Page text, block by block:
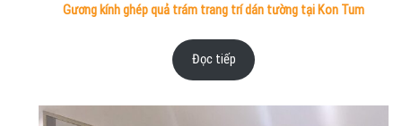
Gương kính ghép quả trám trang trí dán tường tại Kon Tum
Đọc tiếp